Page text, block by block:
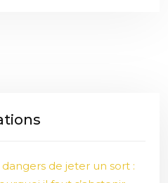
dangers de jeter un sort :